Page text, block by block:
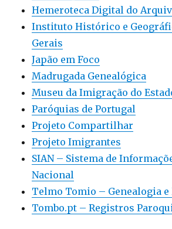
Hemeroteca Digital do
Instituto Histórico e
Gerais
Japão em Foco
Madrugada Genealógica
Museu da Imigração do
Paróquias de Portugal
Projeto Compartilhar
Projeto Imigrantes
SIAN – Sistema de
Nacional
Telmo Tomio – Genealogia
Tombo.pt – Registros